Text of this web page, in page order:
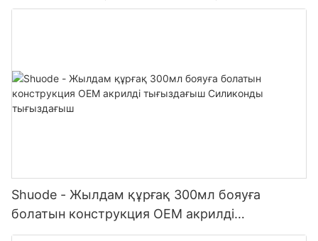
Shuode - Жылдам құрғақ 300мл бояуға
болатын конструкция OEM акрилді
тығыздағыш Силиконды тығыздағыш